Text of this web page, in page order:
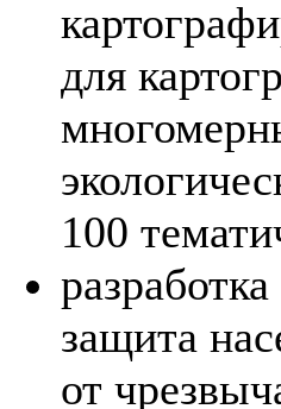
для
100
защита
от